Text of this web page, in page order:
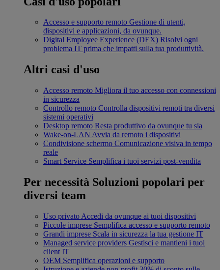
Accesso e supporto remoto Gestione di utenti,
dispositivi e applicazioni, da ovunque.
Digital Employee Experience (DEX) Risolvi ogni
problema IT prima che impatti sulla tua produttività.
Altri casi d'uso
Accesso remoto Migliora il tuo accesso con connessioni
in sicurezza
Controllo remoto Controlla dispositivi remoti tra diversi
sistemi operativi
Desktop remoto Resta produttivo da ovunque tu sia
Wake-on-LAN Avvia da remoto i dispositivi
Condivisione schermo Comunicazione visiva in tempo
reale
Smart Service Semplifica i tuoi servizi post-vendita
Per necessità Soluzioni popolari per
diversi team
Uso privato Accedi da ovunque ai tuoi dispositivi
Piccole imprese Semplifica accesso e supporto remoto
Grandi imprese Scala in sicurezza la tua gestione IT
Managed service providers Gestisci e mantieni i tuoi
client IT
OEM Semplifica operazioni e supporto